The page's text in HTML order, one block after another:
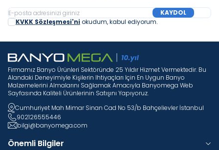
KAYDOL
KVKK Sözleşmesi'ni okudum, kabul ediyorum.
Firmamız Banyo Ürünleri Sektöründe 25 Yıldır Hizmet Vermektedir. Bu
Alandaki Deneyimiyle Kişilerin Ihtiyaçları Için En Uygun Banyo
Malzemelerini Almalarını Sağlamak Amacıyla Banyomega Web
Sayfasında Kaliteli Ürünlerinin Satışını Yapıyoruz.
Cumhuriyet Mah Mimar Sinan Cad No 53/b Bahçelievler İstanbul
902126555446
bilgi@banyomega.com
Önemli Bilgiler